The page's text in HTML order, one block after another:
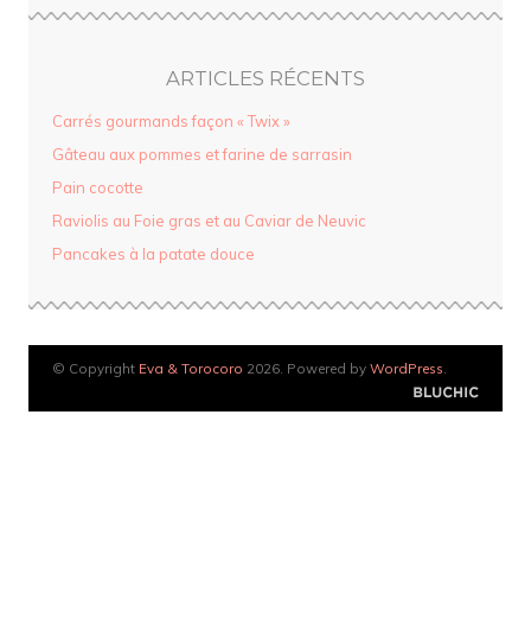
ARTICLES RÉCENTS
Carrés gourmands façon « Twix »
Gâteau aux pommes et farine de sarrasin
Pain cocotte
Raviolis au Foie gras et au Caviar de Neuvic
Pancakes à la patate douce
© Copyright Eva & Torocoro 2026. Powered by WordPress.